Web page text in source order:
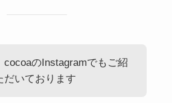
cocoaのInstagramでもご紹
だいております